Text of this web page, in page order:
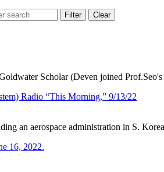
Filter Clear
Scholar (Deven joined
Radio “This Morning,” 9/13/22
an aerospace administration in S. Korea
16, 2022.